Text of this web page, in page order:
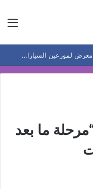
19 نوفمبر.. إنطلاق 《أوتو إكس》 أكبر معرض لموزعين السيارات المعتمدين في مصر
ما بعد